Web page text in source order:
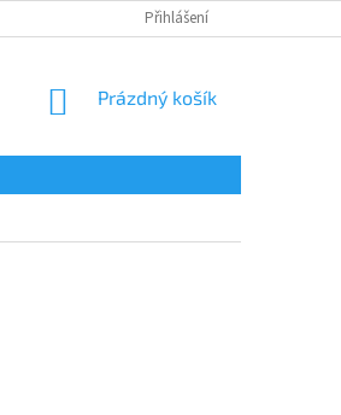
Přihlášení
NÁKUPNÍ
Prázdný košík